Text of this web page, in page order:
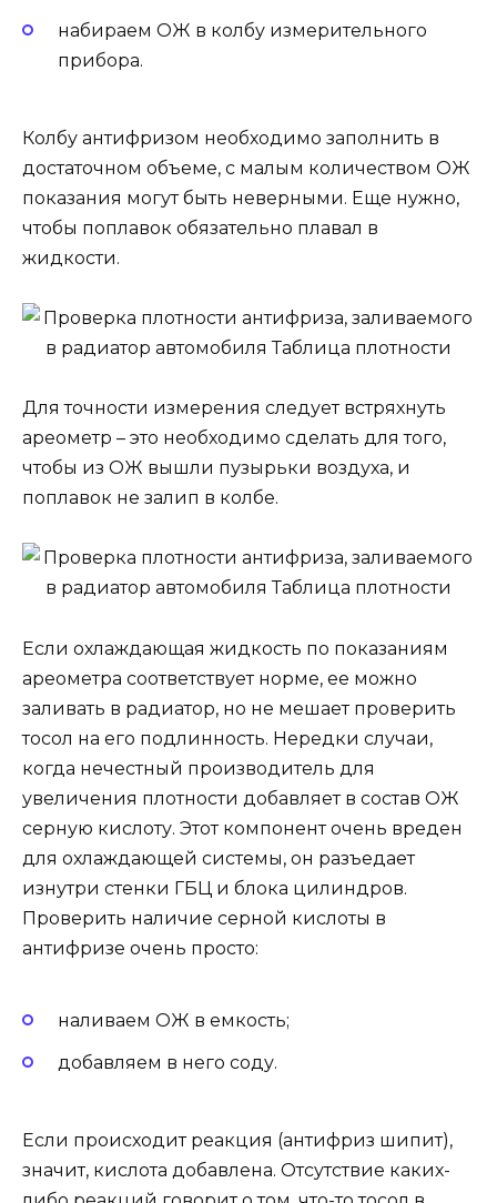
набираем ОЖ в колбу измерительного
прибора.
Колбу антифризом необходимо заполнить в
достаточном объеме, с малым количеством ОЖ
показания могут быть неверными. Еще нужно,
чтобы поплавок обязательно плавал в
жидкости.
Для точности измерения следует встряхнуть
ареометр – это необходимо сделать для того,
чтобы из ОЖ вышли пузырьки воздуха, и
поплавок не залип в колбе.
Если охлаждающая жидкость по показаниям
ареометра соответствует норме, ее можно
заливать в радиатор, но не мешает проверить
тосол на его подлинность. Нередки случаи,
когда нечестный производитель для
увеличения плотности добавляет в состав ОЖ
серную кислоту. Этот компонент очень вреден
для охлаждающей системы, он разъедает
изнутри стенки ГБЦ и блока цилиндров.
Проверить наличие серной кислоты в
антифризе очень просто:
наливаем ОЖ в емкость;
добавляем в него соду.
Если происходит реакция (антифриз шипит),
значит, кислота добавлена. Отсутствие каких-